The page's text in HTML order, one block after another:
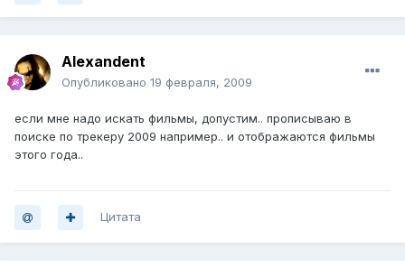
Alexandent
Опубликовано 19 февраля, 2009
если мне надо искать фильмы, допустим.. прописываю в
поиске по трекеру 2009 например.. и отображаются фильмы
этого года..
Цитата